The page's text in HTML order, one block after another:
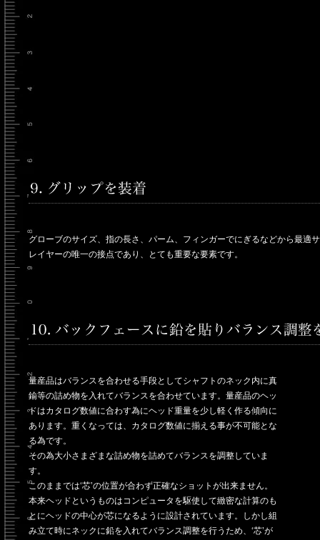
グローブのサイズ、指の長さ、パーム、フィンガーでにぎるなどから最
レイヤーの唯一の接点であり、とても重要な要素です。
量産品はバランスを合わせる手段としてシャフトのネック内に真
鍮等の詰め物を入れてバランスを合わせています。量産品のヘッ
ドはカタログ数値に合わす為にヘッド重量を少し軽く作る傾向に
あります。重くなっては、カタログ数値に揃える事が不可能とな
る為です。
その為大小さまざまな詰め物を詰めてバランスを調整していま
す。
このままでは‘芯’の位置が合わず正確なショットが出来ません。
本来ヘッドというものはコンピュータを駆使して緻密な計算のも
とにヘッドの中心が芯になるように設計されています。しかし組
み立て時にネックに鉛を入れてバランス調整を行うため、‘芯’が